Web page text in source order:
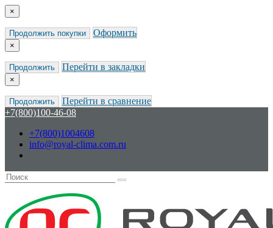
×
Продолжить покупки Оформить
×
Продолжить Перейти в закладки
×
Продолжить
Перейти в сравнение
+7(800)100-46-08
+7(800)1004608
info@royal-clima.com.ru